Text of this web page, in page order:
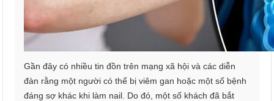
Gần đây có nhiều tin đồn trên mạng xã hội và các diễn
đàn rằng một người có thể bị viêm gan hoặc một số bệnh
đáng sợ khác khi làm nail. Do đó, một số khách đã bắt